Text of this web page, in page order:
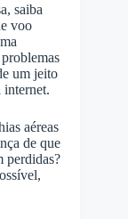
saiba
voo
um jeito
internet.
aéreas
de que
perdidas?